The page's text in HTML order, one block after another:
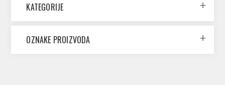
KATEGORIJE
OZNAKE PROIZVODA